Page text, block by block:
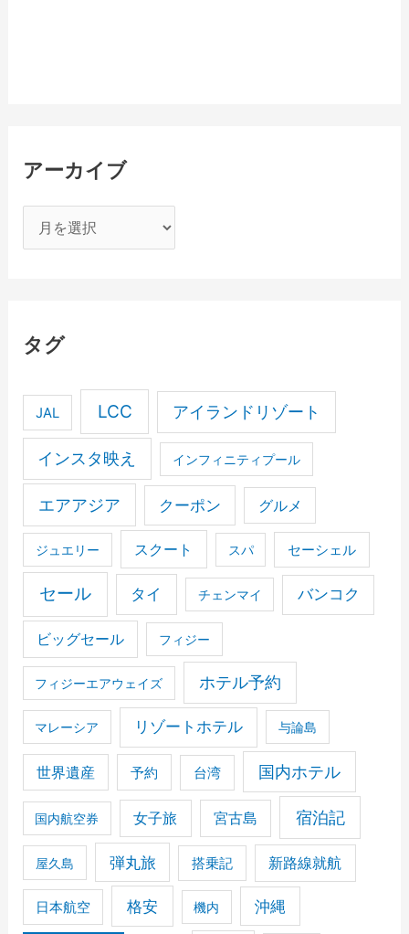
アーカイブ
ー
ブ
タグ
JAL LCC アイランドリゾート
インスタ映え インフィニティプール
エアアジア クーポン グルメ
ジュエリー スクート スパ セーシェル
セール タイ チェンマイ バンコク
ビッグセール フィジー
フィジーエアウェイズ ホテル予約
マレーシア リゾートホテル 与論島
世界遺産 予約 台湾 国内ホテル
国内航空券 女子旅 宮古島 宿泊記
屋久島 弾丸旅 搭乗記 新路線就航
日本航空 格安 機内 沖縄